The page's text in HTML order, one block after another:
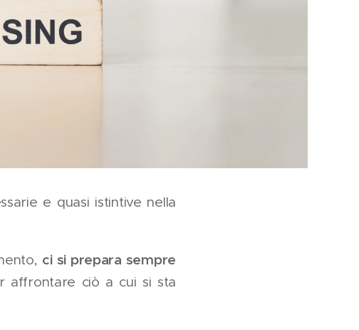
e quasi istintive nella
ci si prepara sempre
affrontare ciò a cui si sta